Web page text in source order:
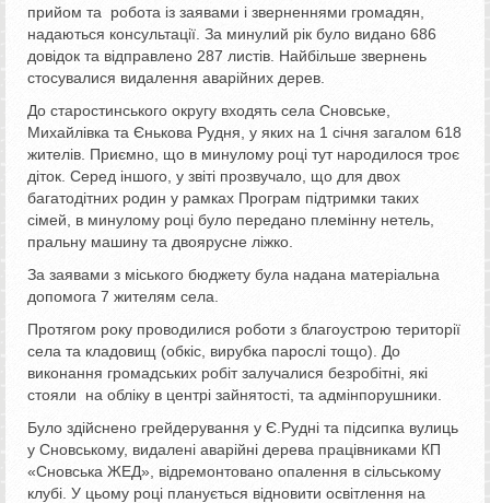
прийом та робота із заявами і зверненнями громадян,
надаються консультації. За минулий рік було видано 686
довідок та відправлено 287 листів. Найбільше звернень
стосувалися видалення аварійних дерев.
До старостинського округу входять села Сновське,
Михайлівка та Єнькова Рудня, у яких на 1 січня загалом 618
жителів. Приємно, що в минулому році тут народилося троє
діток. Серед іншого, у звіті прозвучало, що для двох
багатодітних родин у рамках Програм підтримки таких
сімей, в минулому році було передано племінну нетель,
пральну машину та двоярусне ліжко.
За заявами з міського бюджету була надана матеріальна
допомога 7 жителям села.
Протягом року проводилися роботи з благоустрою території
села та кладовищ (обкіс, вирубка парослі тощо). До
виконання громадських робіт залучалися безробітні, які
стояли на обліку в центрі зайнятості, та адмінпорушники.
Було здійснено грейдерування у Є.Рудні та підсипка вулиць
у Сновському, видалені аварійні дерева працівниками КП
«Сновська ЖЕД», відремонтовано опалення в сільському
клубі. У цьому році планується відновити освітлення на